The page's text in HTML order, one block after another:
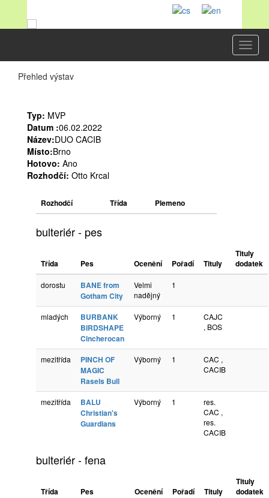
Přehled výstav
Typ: MVP
Datum :06.02.2022
Název:DUO CACIB
Místo:Brno
Hotovo: Ano
Rozhodčí: Otto Krcal
Rozhodčí Třída Plemeno
bulteriér - pes
Třída Pes Ocenění Pořadí Tituly
Tituly
dodatek
dorostu
BANE from
Gotham City
Velmi
nadějný
1
mladých
BURBANK
BIRDSHAPE
Cincherocan
Výborný 1
CAJC
, BOS
mezitřída
PINCH OF
MAGIC
Rasels Bull
Výborný 1
CAC ,
CACIB
mezitřída
BALU
Christian's
Guardians
Výborný 1
res.
CAC ,
res.
CACIB
bulteriér - fena
Třída Pes Ocenění Pořadí Tituly
Tituly
dodatek